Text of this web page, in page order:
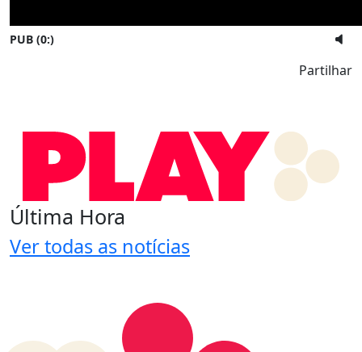
PUB (0:)
Partilhar
Última Hora
Ver todas as notícias